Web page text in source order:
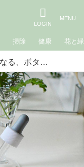
掃除 健康 花と緑
うがいが楽しくなる、ボタニカルマウスウォッシュのつくり方｜私の植物アロマワーク